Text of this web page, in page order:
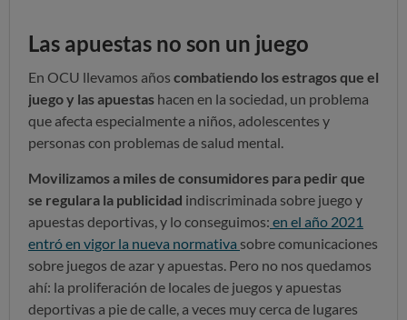
Las apuestas no son un juego
En OCU llevamos años combatiendo los estragos que el
juego y las apuestas hacen en la sociedad, un problema
que afecta especialmente a niños, adolescentes y
personas con problemas de salud mental.
Movilizamos a miles de consumidores para pedir que
se regulara la publicidad indiscriminada sobre juego y
apuestas deportivas, y lo conseguimos: en el año 2021
entró en vigor la nueva normativa sobre comunicaciones
sobre juegos de azar y apuestas. Pero no nos quedamos
ahí: la proliferación de locales de juegos y apuestas
deportivas a pie de calle, a veces muy cerca de lugares